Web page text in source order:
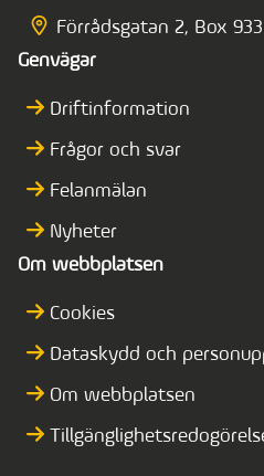
Förrådsgatan 2, Box
Genvägar
Driftinformation
Frågor och svar
Felanmälan
Nyheter
Om webbplatsen
Cookies
Dataskydd och
Om webbplatsen